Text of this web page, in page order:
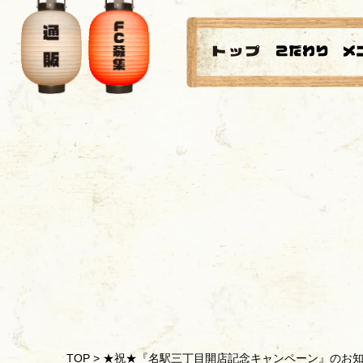
TOP > ★祝★『名駅三丁目開店記念キャンペーン』のお